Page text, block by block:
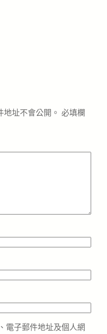
址不會公開。 必填欄
電子郵件地址及個人網